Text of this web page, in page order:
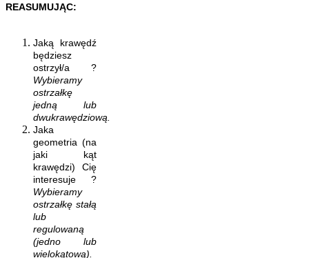
REASUMUJĄC:
Jaką krawędź
będziesz
ostrzył/a ?
Wybieramy
ostrzałkę
jedną lub
dwukrawędziową.
Jaka
geometria (na
jaki kąt
krawędzi) Cię
interesuje ?
Wybieramy
ostrzałkę stałą
lub
regulowaną
(jedno lub
wielokątową).